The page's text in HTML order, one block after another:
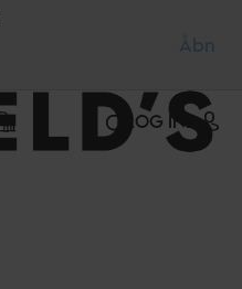
Åbn
LOG IND